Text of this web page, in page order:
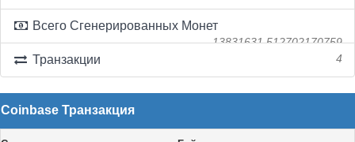
Всего Сгенерированных Монет
13831631.512702170759
Транзакции 4
Coinbase Транзакция